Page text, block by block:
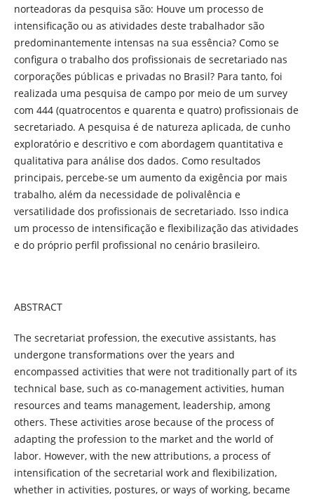
norteadoras da pesquisa são: Houve um processo de
intensificação ou as atividades deste trabalhador são
predominantemente intensas na sua essência? Como se
configura o trabalho dos profissionais de secretariado nas
corporações públicas e privadas no Brasil? Para tanto, foi
realizada uma pesquisa de campo por meio de um survey
com 444 (quatrocentos e quarenta e quatro) profissionais de
secretariado. A pesquisa é de natureza aplicada, de cunho
exploratório e descritivo e com abordagem quantitativa e
qualitativa para análise dos dados. Como resultados
principais, percebe-se um aumento da exigência por mais
trabalho, além da necessidade de polivalência e
versatilidade dos profissionais de secretariado. Isso indica
um processo de intensificação e flexibilização das atividades
e do próprio perfil profissional no cenário brasileiro.
ABSTRACT
The secretariat profession, the executive assistants, has
undergone transformations over the years and
encompassed activities that were not traditionally part of its
technical base, such as co-management activities, human
resources and teams management, leadership, among
others. These activities arose because of the process of
adapting the profession to the market and the world of
labor. However, with the new attributions, a process of
intensification of the secretarial work and flexibilization,
whether in activities, postures, or ways of working, became